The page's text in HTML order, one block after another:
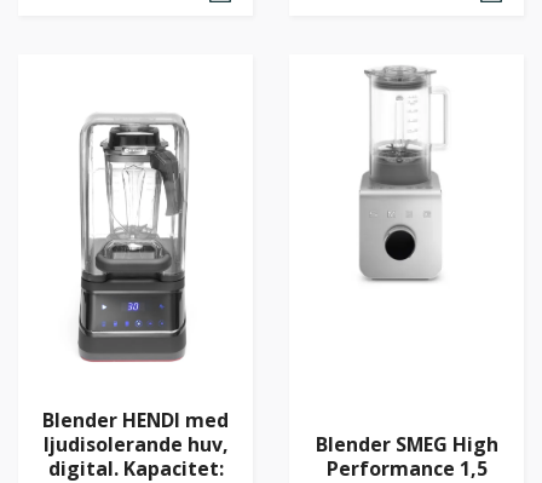
Blender HENDI med
ljudisolerande huv,
digital. Kapacitet:
Blender SMEG High
Performance 1,5